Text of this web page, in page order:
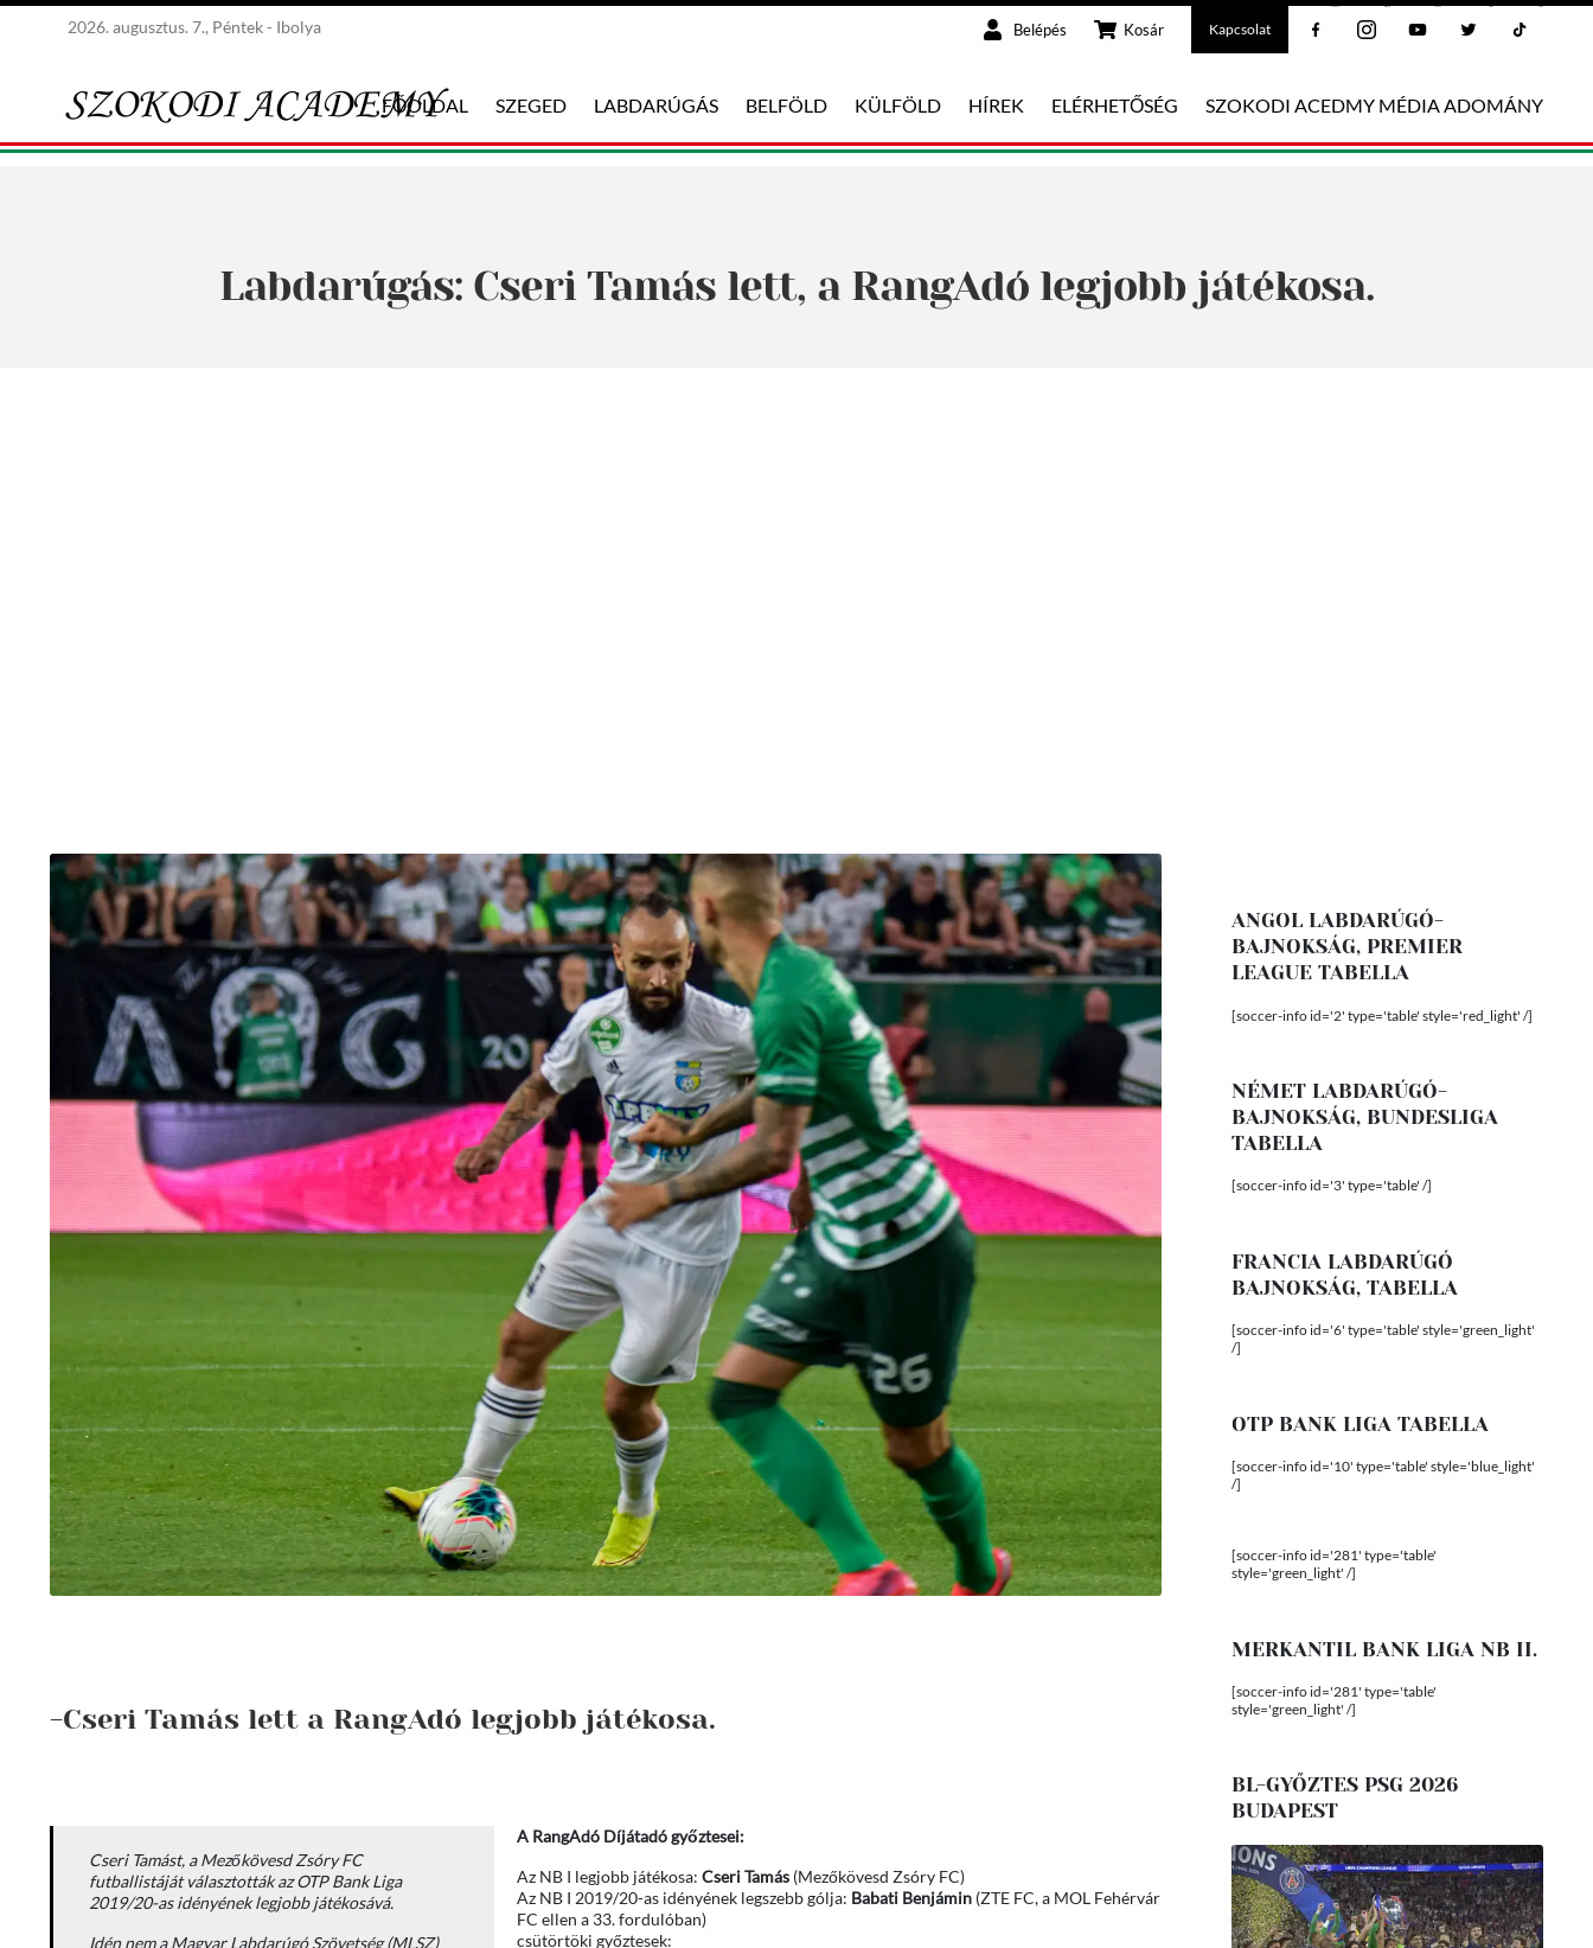
2026. augusztus. 7., Péntek - Ibolya Belépés Kosár Kapcsolat
FŐOLDAL SZEGED LABDARÚGÁS BELFÖLD KÜLFÖLD HÍREK ELÉRHETŐSÉG SZOKODI ACEDMY MÉDIA ADOMÁNY
Labdarúgás: Cseri Tamás lett, a RangAdó legjobb játékosa.
-Cseri Tamás lett a RangAdó legjobb játékosa.
Cseri Tamást, a Mezőkövesd Zsóry FC
futballistáját választották az OTP Bank Liga
2019/20-as idényének legjobb játékosává.
Idén nem a Magyar Labdarúgó Szövetség (MLSZ)
A RangAdó Díjátadó győztesei:
Az NB I legjobb játékosa: Cseri Tamás(Mezőkövesd Zsóry FC)
Az NB I 2019/20-as idényének legszebb gólja: Babati Benjámin(ZTE FC, a MOL Fehérvár
FC ellen a 33. fordulóban)
csütörtöki győztesek:
ANGOL LABDARÚGÓ-
BAJNOKSÁG, PREMIER
LEAGUE TABELLA
[soccer-info id='2' type='table' style='red_light' /]
NÉMET LABDARÚGÓ-
BAJNOKSÁG, BUNDESLIGA
TABELLA
[soccer-info id='3' type='table' /]
FRANCIA LABDARÚGÓ
BAJNOKSÁG, TABELLA
[soccer-info id='6' type='table' style='green_light'
/]
OTP BANK LIGA TABELLA
[soccer-info id='10' type='table' style='blue_light'
/]
[soccer-info id='281' type='table'
style='green_light' /]
MERKANTIL BANK LIGA NB II.
[soccer-info id='281' type='table'
style='green_light' /]
BL-GYŐZTES PSG 2026
BUDAPEST